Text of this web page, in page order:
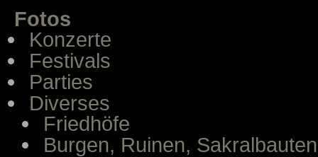
Fotos
Konzerte
Festivals
Parties
Diverses
Friedhöfe
Burgen, Ruinen, Sakralbauten